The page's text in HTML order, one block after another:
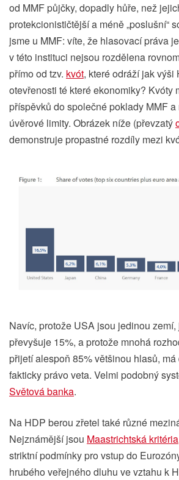
od MMF půjčky, dopadly hůře, než
protekcionističtější a méně „poslušní“
jsme u MMF: víte, že hlasovací práva
v této instituci nejsou rozdělena
přímo od tzv. kvót, které odráží jak výši
otevřenosti té které ekonomiky? Kvóty
příspěvků do společné poklady MMF
úvěrové limity. Obrázek níže (převzatý
demonstruje propastné rozdíly mezi
Navíc, protože USA jsou jedinou
převyšuje 15%, a protože mnohá
přijetí alespoň 85% většinou hlasů,
fakticky právo veta. Velmi podobný
Světová banka.
Na HDP berou zřetel také různé
Nejznámější jsou Maastrichtská kritéria
striktní podmínky pro vstup do
hrubého veřejného dluhu ve vztahu k